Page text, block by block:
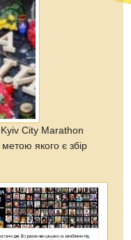
City Marathon
якого є збір